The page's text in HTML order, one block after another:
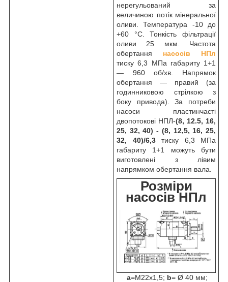
нерегульований за
величиною потік мінеральної
оливи. Температура -10 до
+60 °C. Тонкість фільтрації
оливи 25 мкм. Частота
обертання насосів НПл
тиску 6,3 МПа габариту 1+1
— 960 об/хв. Напрямок
обертання — правий (за
годинниковою стрілкою з
боку привода). За потреби
насоси пластинчасті
двопотокові НПЛ-(8, 12.5, 16,
25, 32, 40) - (8, 12,5, 16, 25,
32, 40)/6,3тиску 6,3 МПа
габариту 1+1 можуть бути
виготовлені з лівим
напрямком обертання вала.
Розміри
насосів НПл
a=M22x1,5; b= Ø 40 мм;